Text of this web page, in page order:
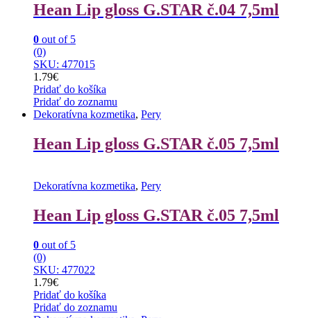
Hean Lip gloss G.STAR č.04 7,5ml
0 out of 5
(0)
SKU: 477015
1.79€
Pridať do košíka
Pridať do zoznamu
Dekoratívna kozmetika, Pery
Hean Lip gloss G.STAR č.05 7,5ml
Dekoratívna kozmetika, Pery
Hean Lip gloss G.STAR č.05 7,5ml
0 out of 5
(0)
SKU: 477022
1.79€
Pridať do košíka
Pridať do zoznamu